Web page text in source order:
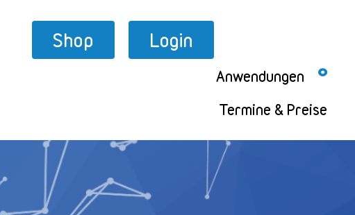
Shop Login
Anwendungen
Termine & Preise